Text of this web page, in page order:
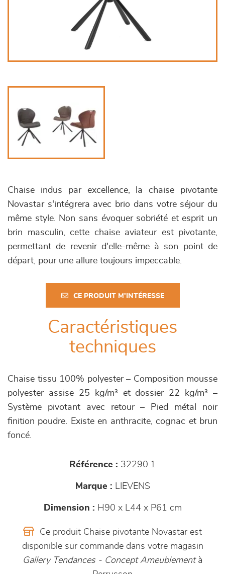
Chaise indus par excellence, la chaise pivotante
Novastar s'intégrera avec brio dans votre séjour du
même style. Non sans évoquer sobriété et esprit un
brin masculin, cette chaise aviateur est pivotante,
permettant de revenir d'elle-même à son point de
départ, pour une allure toujours impeccable.
CE PRODUIT M'INTÉRESSE
Caractéristiques
techniques
Chaise tissu 100% polyester – Composition mousse
polyester assise 25 kg/m³ et dossier 22 kg/m³ –
Système pivotant avec retour – Pied métal noir
finition poudre. Existe en anthracite, cognac et brun
foncé.
Référence : 32290.1
Marque : LIEVENS
Dimension : H90 x L44 x P61 cm
Ce produit Chaise pivotante Novastar est
disponible sur commande dans votre magasin
Gallery Tendances - Concept Ameublement à